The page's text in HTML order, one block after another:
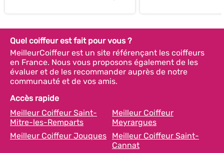
Quel coiffeur est fait pour vous ?
MeilleurCoiffeur est un site référençant les coiffeurs
en France. Nous vous proposons également de les
évaluer et de les recommander auprès de notre
communauté et de vos amis.
Accès rapide
Meilleur Coiffeur Saint-
Mitre-les-Remparts
Meilleur Coiffeur
Meyrargues
Meilleur Coiffeur Jouques
Meilleur Coiffeur Saint-
Cannat